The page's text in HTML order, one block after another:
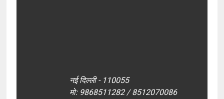
नई दिल्ली - 110055
मो: 9868511282 / 8512070086